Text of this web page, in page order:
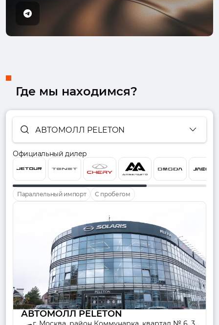
Где мы находимся?
АВТОМОЛЛ PELETON
Официальный дилер
Параллельный импорт С пробегом
АВТОМОЛЛ PELETON